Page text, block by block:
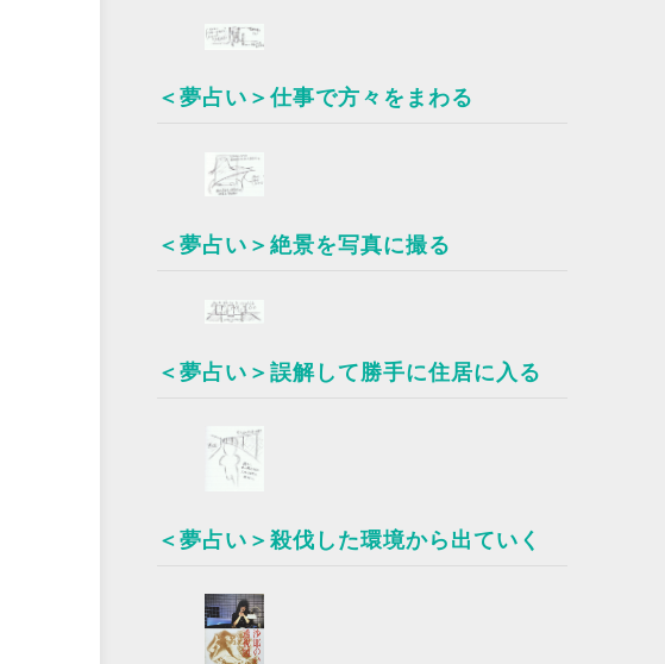
＜夢占い＞仕事で方々をまわる
＜夢占い＞絶景を写真に撮る
＜夢占い＞誤解して勝手に住居に入る
＜夢占い＞殺伐した環境から出ていく